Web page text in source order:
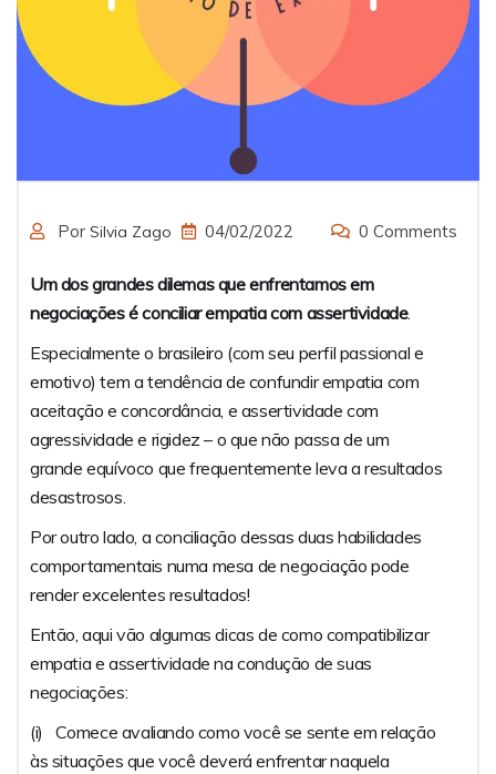
Negociações
Por Silvia Zago 04/02/2022 0 Comments
Um dos grandes dilemas que enfrentamos em
negociações é conciliar empatia com assertividade.
Especialmente o brasileiro (com seu perfil passional e
emotivo) tem a tendência de confundir empatia com
aceitação e concordância, e assertividade com
agressividade e rigidez – o que não passa de um
grande equívoco que frequentemente leva a resultados
desastrosos.
Por outro lado, a conciliação dessas duas habilidades
comportamentais numa mesa de negociação pode
render excelentes resultados!
Então, aqui vão algumas dicas de como compatibilizar
empatia e assertividade na condução de suas
negociações:
(i) Comece avaliando como você se sente em relação
às situações que você deverá enfrentar naquela